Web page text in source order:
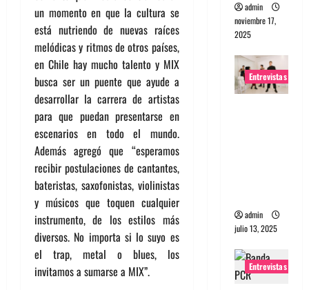
un momento en que la cultura se
está nutriendo de nuevas raíces
melódicas y ritmos de otros países,
en Chile hay mucho talento y MIX
busca ser un puente que ayude a
desarrollar la carrera de artistas
para que puedan presentarse en
escenarios en todo el mundo.
Además agregó que “esperamos
recibir postulaciones de cantantes,
bateristas, saxofonistas, violinistas
y músicos que toquen cualquier
instrumento, de los estilos más
diversos. No importa si lo suyo es
el trap, metal o blues, los
invitamos a sumarse a MIX”.
admin
noviembre 17,
2025
Entrevistas
admin
julio 13, 2025
Entrevistas